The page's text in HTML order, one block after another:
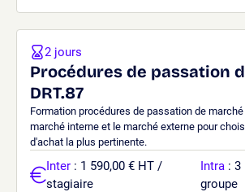
Procédures de passation
DRT.87
Formation procédures de passation de
marché interne et le marché externe pour
d'achat la plus pertinente.
2 jours
Inter : 1 590,00 € HT /
stagiaire
Intra : 3
groupe